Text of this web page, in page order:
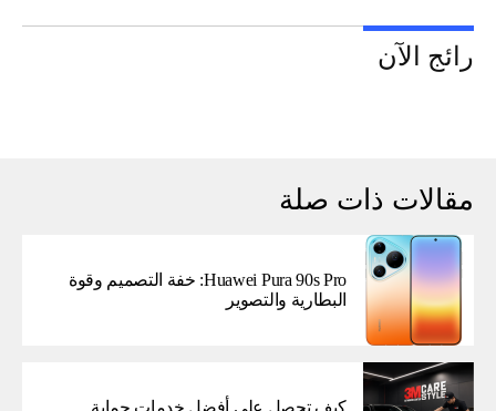
رائج الآن
مقالات ذات صلة
Huawei Pura 90s Pro: خفة التصميم وقوة
البطارية والتصوير
كيف تحصل على أفضل خدمات حماية